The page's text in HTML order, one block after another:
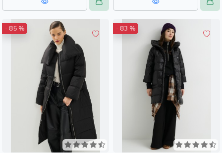
карман, женщины, взрослые карман, женщины, взрослые
- 85 % - 83 %